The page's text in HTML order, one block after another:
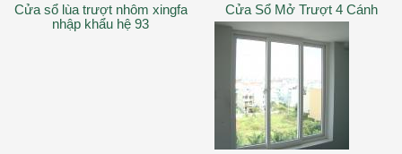
Cửa sổ lùa trượt nhôm xingfa
nhập khẩu hệ 93
Cửa Sổ Mở Trượt 4 Cánh